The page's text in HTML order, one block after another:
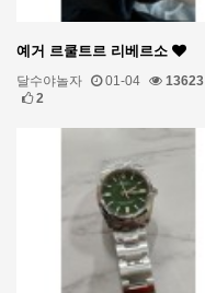
예거 르쿨트르 리베르소
달수야놀자 01-04
13623
2